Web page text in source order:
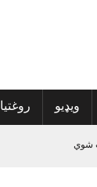
ویډیو روغتیا